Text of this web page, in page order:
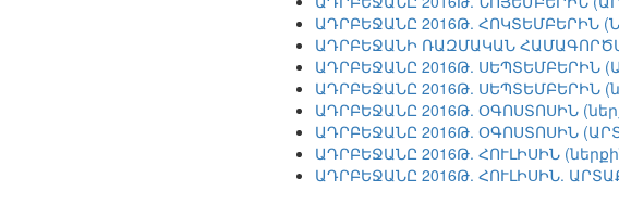
ԱԴՐԲԵՋԱՆԸ 2016Թ. ՀՈԿՏԵՄԲԵՐԻՆ
ԱԴՐԲԵՋԱՆԻ ՌԱԶՄԱԿԱՆ
ԱԴՐԲԵՋԱՆԸ 2016Թ. ՍԵՊՏԵՄԲԵՐԻՆ
ԱԴՐԲԵՋԱՆԸ 2016Թ. ՍԵՊՏԵՄԲԵՐԻՆ
ԱԴՐԲԵՋԱՆԸ 2016Թ. ՕԳՈՍՏՈՍԻՆ
ԱԴՐԲԵՋԱՆԸ 2016Թ. ՕԳՈՍՏՈՍԻՆ
ԱԴՐԲԵՋԱՆԸ 2016Թ. ՀՈՒԼԻՍԻՆ
ԱԴՐԲԵՋԱՆԸ 2016Թ. ՀՈՒԼԻՍԻՆ.